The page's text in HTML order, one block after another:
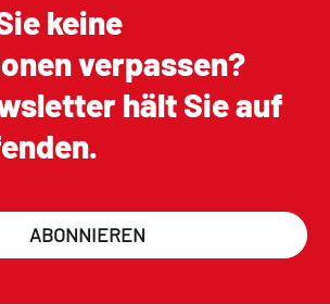
keine
verpassen?
hält Sie auf
ABONNIEREN